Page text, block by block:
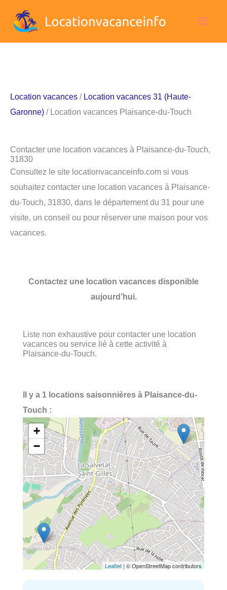
Location vacances / Location vacances 31 (Haute-
Garonne) / Location vacances Plaisance-du-Touch
Contacter une location vacances à Plaisance-du-Touch,
31830
Consultez le site locationvacanceinfo.com si vous
souhaitez contacter une location vacances à Plaisance-
du-Touch, 31830, dans le département du 31 pour une
visite, un conseil ou pour réserver une maison pour vos
vacances.
Contactez une location vacances disponible
aujourd’hui.
Liste non exhaustive pour contacter une location
vacances ou service lié à cette activité à
Plaisance-du-Touch.
Il y a 1 locations saisonnières à Plaisance-du-
Touch :
+
−
Leaflet | © OpenStreetMap contributors